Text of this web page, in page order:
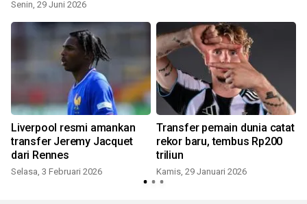
Senin, 29 Juni 2026
Liverpool resmi amankan
transfer Jeremy Jacquet
dari Rennes
Selasa, 3 Februari 2026
Transfer pemain dunia catat
rekor baru, tembus Rp200
triliun
Kamis, 29 Januari 2026